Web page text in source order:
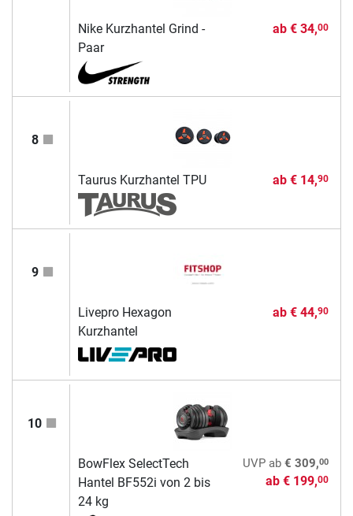
Nike Kurzhantel Grind -
Paar
ab € 34,00
8
Taurus Kurzhantel TPU ab € 14,90
9
Livepro Hexagon
Kurzhantel
ab € 44,90
10
BowFlex SelectTech
Hantel BF552i von 2 bis
24 kg
UVPab € 309,00
ab € 199,00